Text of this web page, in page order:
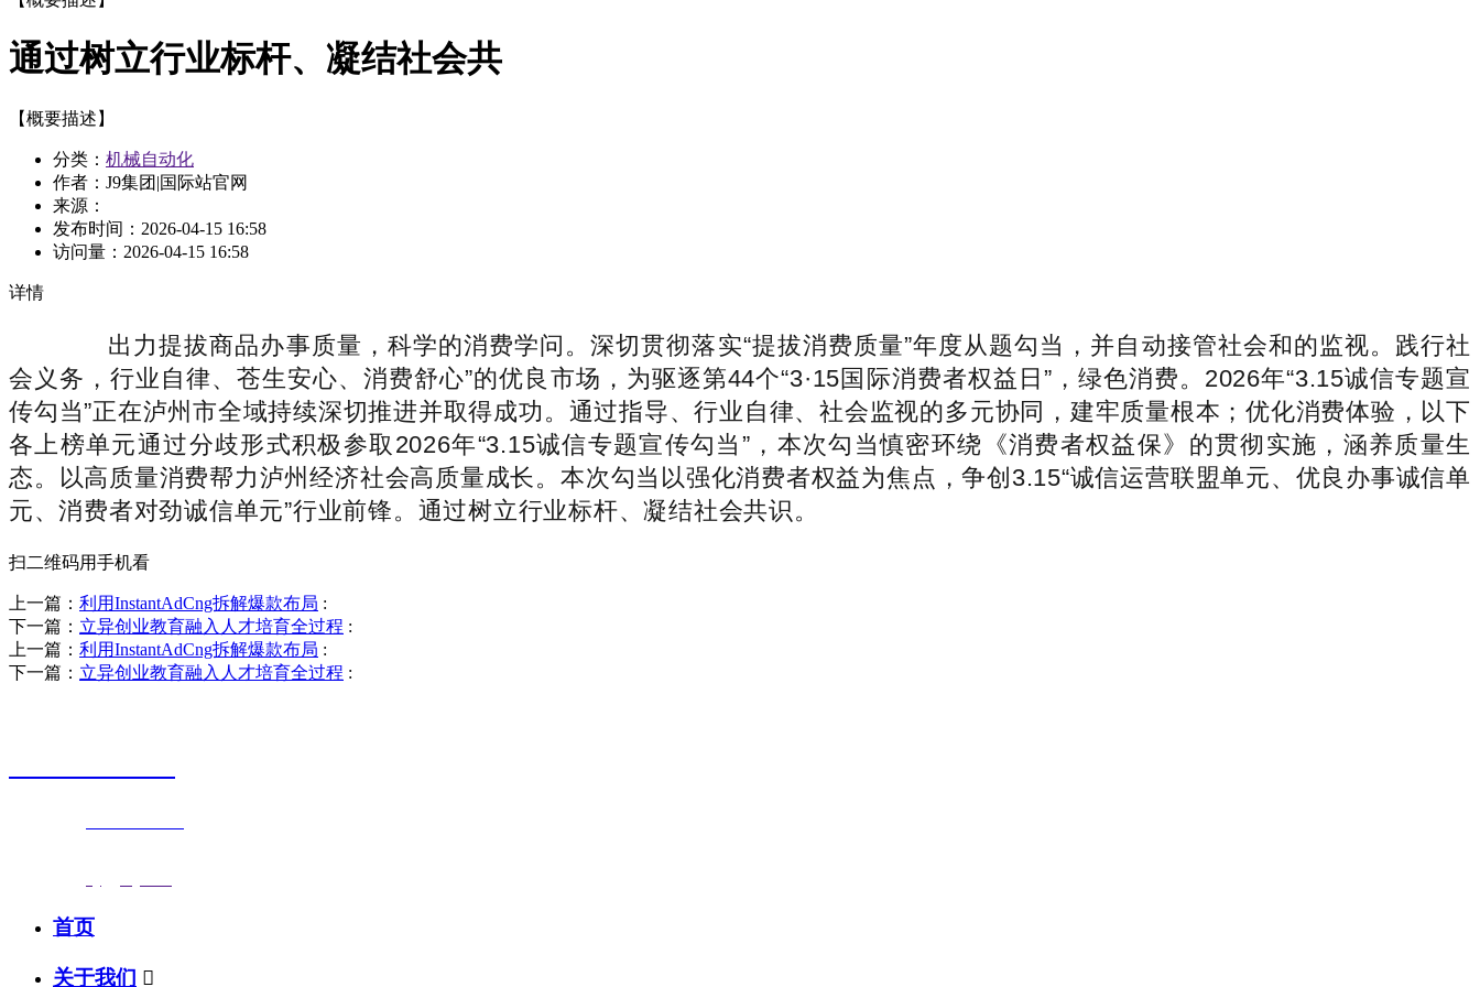
通过树立行业标杆、凝结社会共
【概要描述】
分类： 机械自动化
作者：J9集团|国际站官网
来源：
发布时间： 2026-04-15 16:58
访问量： 2026-04-15 16:58
详情
出力提拔商品办事质量，科学的消费学问。深切贯彻落实“提拔消费质量”年度从题勾当，并自动接管社会和的监视。践行社
会义务，行业自律、苍生安心、消费舒心”的优良市场，为驱逐第44个“3·15国际消费者权益日”，绿色消费。2026年“3.15诚信专题宣
传勾当”正在泸州市全域持续深切推进并取得成功。通过指导、行业自律、社会监视的多元协同，建牢质量根本；优化消费体验，以下
各上榜单元通过分歧形式积极参取2026年“3.15诚信专题宣传勾当”，本次勾当慎密环绕《消费者权益保》的贯彻实施，涵养质量生
态。以高质量消费帮力泸州经济社会高质量成长。本次勾当以强化消费者权益为焦点，争创3.15“诚信运营联盟单元、优良办事诚信单
元、消费者对劲诚信单元”行业前锋。通过树立行业标杆、凝结社会共识。
扫二维码用手机看
上一篇： 利用InstantAdCng拆解爆款布局 :
下一篇： 立异创业教育融入人才培育全过程 :
上一篇： 利用InstantAdCng拆解爆款布局 :
下一篇： 立异创业教育融入人才培育全过程 :
首页
关于我们 